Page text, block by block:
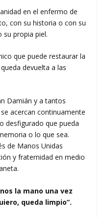
en el enfermo de
con su historia o con su
propia piel.
que puede restaurar la
devuelta a las
Damián y a tantos
acercan continuamente
desfigurado que pueda
o lo que sea.
de Manos Unidas
y fraternidad en medio
la mano una vez
queda limpio”.